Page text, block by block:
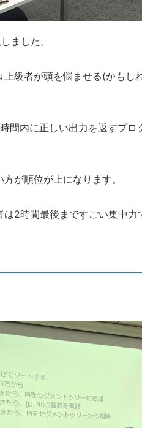
ました。
級者が頭を悩ませる(かもし
間内に正しい出力を返すプロ
が順位が上になります。
2時間最後まですごい集中力